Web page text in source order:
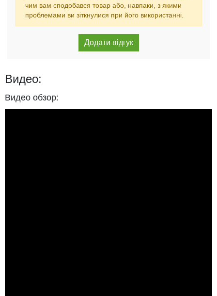
чим вам сподобався товар або, навпаки, з якими
проблемами ви зіткнулися при його використанні.
Видео:
Видео обзор: